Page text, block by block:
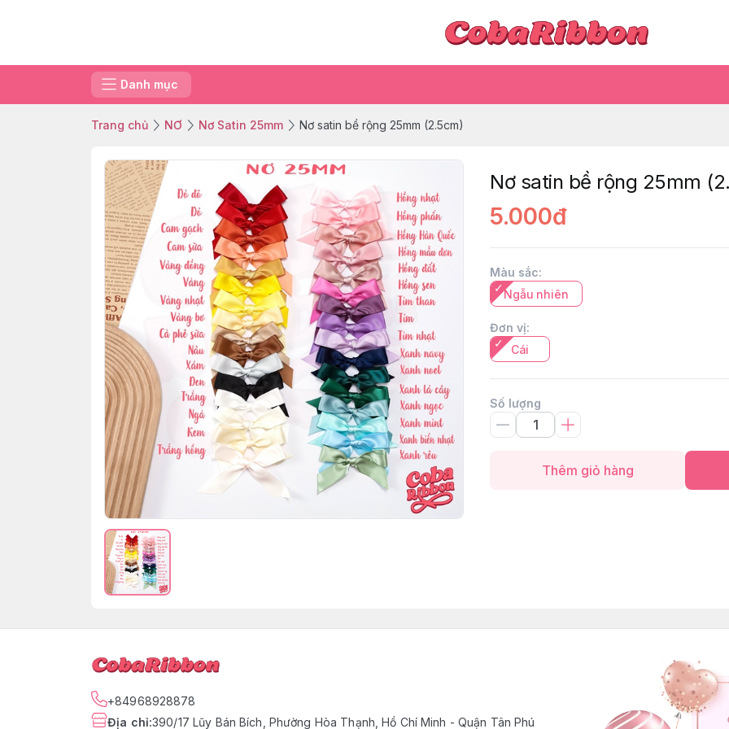
Danh mục
Trang chủ NƠ Nơ Satin 25mm Nơ satin bề rộng 25mm (2.5cm)
Nơ satin bề rộng 25mm
5.000đ
Màu sắc:
Ngẫu nhiên
Đơn vị:
Cái
Số lượng
Thêm giỏ hàng
+84968928878
Địa chỉ:390/17 Lũy Bán Bích, Phường Hòa Thạnh, Hồ Chí Minh - Quận Tân Phú